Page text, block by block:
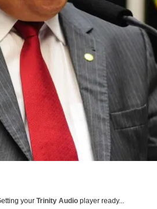
your Trinity Audioplayer ready...